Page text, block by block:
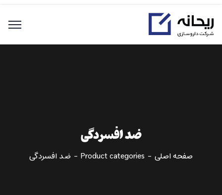
ضد افسردگی
صفحه اصلی Product categories ضد افسردگی